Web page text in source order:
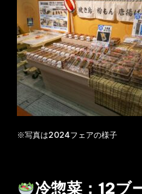
※写真は2024フェアの様子
冷惣菜：12ブ